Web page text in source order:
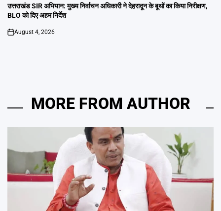
IN
उत्तराखंड SIR अभियान: मुख्य निर्वाचन अधिकारी ने देहरादून के बूथों का किया निरीक्षण,
BLO को दिए अहम निर्देश
on
August 4, 2026
MORE FROM AUTHOR